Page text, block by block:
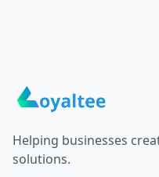
Helping businesses
solutions.